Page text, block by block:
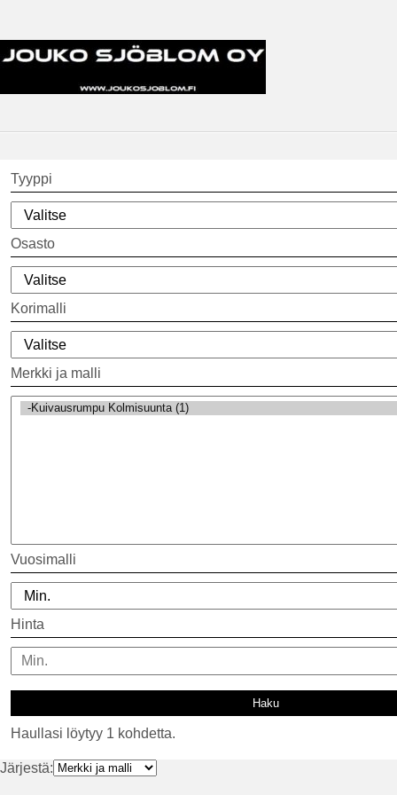
Tyyppi
Osasto
Korimalli
Merkki ja malli
Vuosimalli
Hinta
Haullasi löytyy 1 kohdetta.
Järjestä: